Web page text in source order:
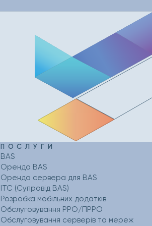
ПОСЛУГИ
BAS
Оренда BAS
Оренда сервера для BAS
ІТС (Супровід BAS)
Розробка мобільних додатків
Обслуговування РРО/ПРРО
Обслуговування серверів та мереж